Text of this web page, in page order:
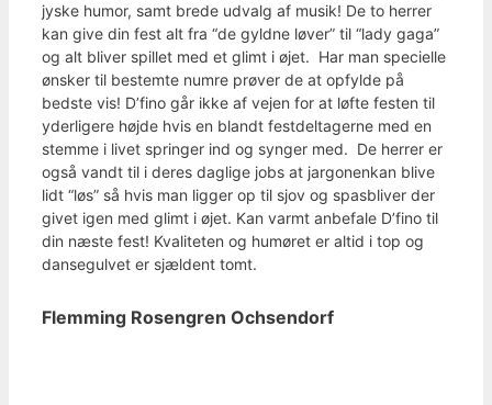
jyske humor, samt brede udvalg af musik! De to herrer
kan give din fest alt fra “de gyldne løver” til “lady gaga”
og alt bliver spillet med et glimt i øjet. Har man specielle
ønsker til bestemte numre prøver de at opfylde på
bedste vis! D’fino går ikke af vejen for at løfte festen til
yderligere højde hvis en blandt festdeltagerne med en
stemme i livet springer ind og synger med. De herrer er
også vandt til i deres daglige jobs at jargonenkan blive
lidt “løs” så hvis man ligger op til sjov og spasbliver der
givet igen med glimt i øjet. Kan varmt anbefale D’fino til
din næste fest! Kvaliteten og humøret er altid i top og
dansegulvet er sjældent tomt.
Flemming Rosengren Ochsendorf